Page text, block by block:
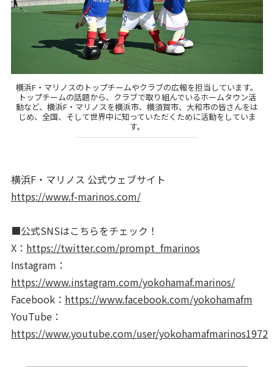
横浜F・マリノスのトップチームやクラブの広報を担当しています。
トップチームの話題から、クラブで取り組んでいるホームタウン活
動など、横浜F・マリノスを横浜市、横須賀市、大和市の皆さんをは
じめ、全国、そして世界中に知っていただくために活動をしていま
す。
横浜F・マリノス 公式ウェブサイト
https://www.f-marinos.com/
■公式SNSはこちらをチェック！
X： https://twitter.com/prompt_fmarinos
Instagram：
https://www.instagram.com/yokohamaf.marinos/
Facebook： https://www.facebook.com/yokohamafm
YouTube：
https://www.youtube.com/user/yokohamafmarinos1972